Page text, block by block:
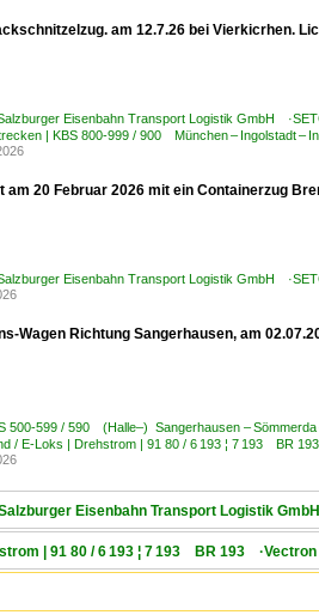
am 12.7.26 bei Vierkicrhen.
Eisenbahn Transport Logistik GmbH
| KBS 800-999 / 900 München – Ingolstadt –
am 20 Februar 2026 mit ein Containerzug
Eisenbahn Transport Logistik GmbH
Wagen Richtung Sangerhausen, am
500-599 / 590 (Halle–) Sangerhausen –
/ E-Loks | Drehstrom | 91 80 / 6 193 ¦ 7 193 BR
Eisenbahn Transport Logistik
| 91 80 / 6 193 ¦ 7 193 BR 193